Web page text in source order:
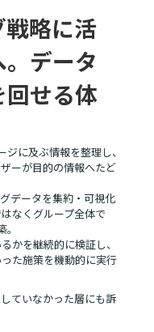
略に活
データ
せる体
に及ぶ情報を整理し、
ーが目的の情報へたど
データを集約・可視化
なくグループ全体で
かを継続的に検証し、
た施策を機動的に実行
ていなかった層にも訴